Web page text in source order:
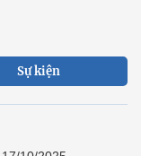
Sự kiện